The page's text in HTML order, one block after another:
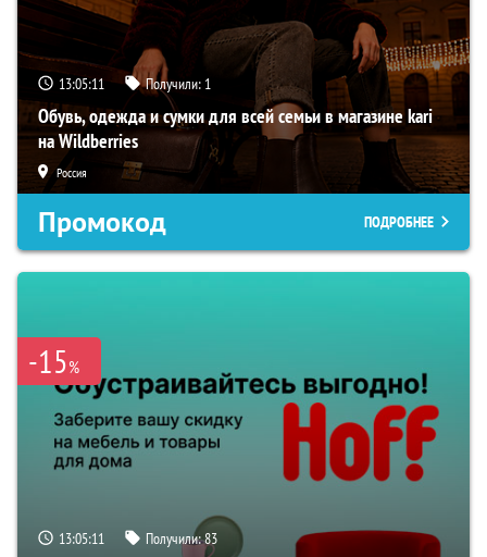
13:05:10 Получили: 1
Обувь, одежда и сумки для всей семьи в магазине kari
на Wildberries
Россия
Промокод ПОДРОБНЕЕ
-15%
13:05:10 Получили:83